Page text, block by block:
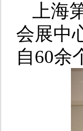
上海
会展中
自60余